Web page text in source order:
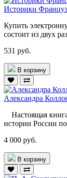
Историки
Купить
состоит из двух
531 руб.
В корзину
Александра
Настоящая книга
истории России
4 000 руб.
В корзину